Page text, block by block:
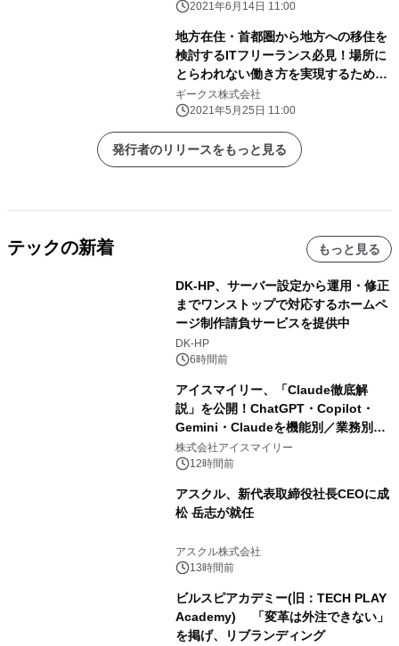
2021年6月14日 11:00
地方在住・首都圏から地方への移住を
検討するITフリーランス必見！場所に
とらわれない働き方を実現するための
無料オンラインセミナーを開催
ギークス株式会社
2021年5月25日 11:00
発行者のリリースをもっと見る
テックの新着 もっと見る
DK-HP、サーバー設定から運用・修正
までワンストップで対応するホームペ
ージ制作請負サービスを提供中
DK-HP
6時間前
アイスマイリー、「Claude徹底解
説」を公開！ChatGPT・Copilot・
Gemini・Claudeを機能別／業務別に
比較―自社に合う生成AIの選び方がわ
かる実践ガイド
株式会社アイスマイリー
12時間前
アスクル、新代表取締役社長CEOに成
松 岳志が就任
アスクル株式会社
13時間前
ビルスピアカデミー(旧：TECH PLAY
Academy) 「変革は外注できない」
を掲げ、リブランディング